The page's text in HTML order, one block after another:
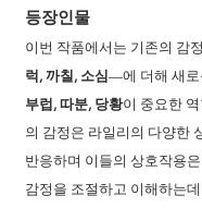
등장인물
이번 작품에서는 기존의 감
럭, 까칠, 소심 —에 더해 새로
부럽, 따분, 당황이 중요한
의 감정은 라일리의 다양한
반응하며 이들의 상호작용
감정을 조절하고 이해하는